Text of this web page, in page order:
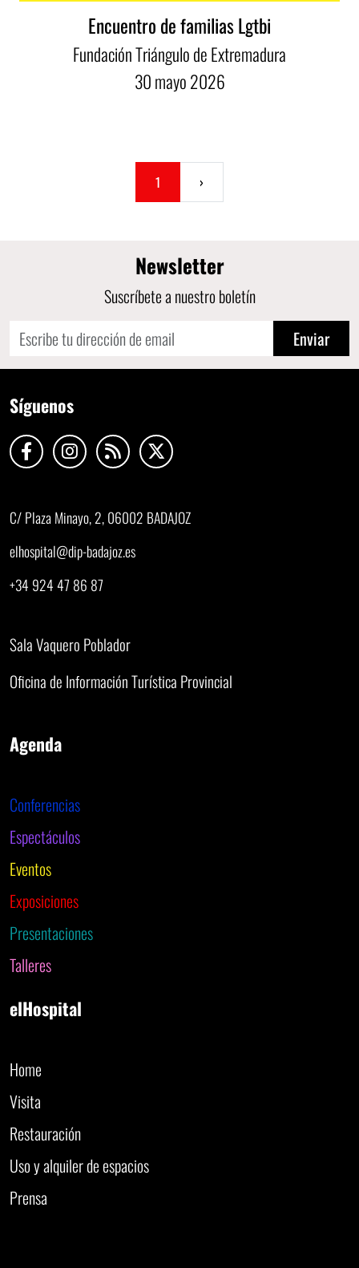
Encuentro de familias Lgtbi
Fundación Triángulo de Extremadura
30mayo2026
1 ›
Newsletter
Suscríbete a nuestro boletín
Enviar
Síguenos
C/ Plaza Minayo, 2, 06002 BADAJOZ
elhospital@dip-badajoz.es
+34 924 47 86 87
Sala Vaquero Poblador
Oficina de Información Turística Provincial
Agenda
Conferencias
Espectáculos
Eventos
Exposiciones
Presentaciones
Talleres
elHospital
Home
Visita
Restauración
Uso y alquiler de espacios
Prensa